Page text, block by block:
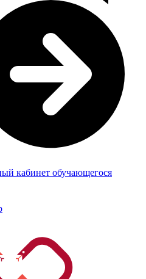
кабинет обучающегося